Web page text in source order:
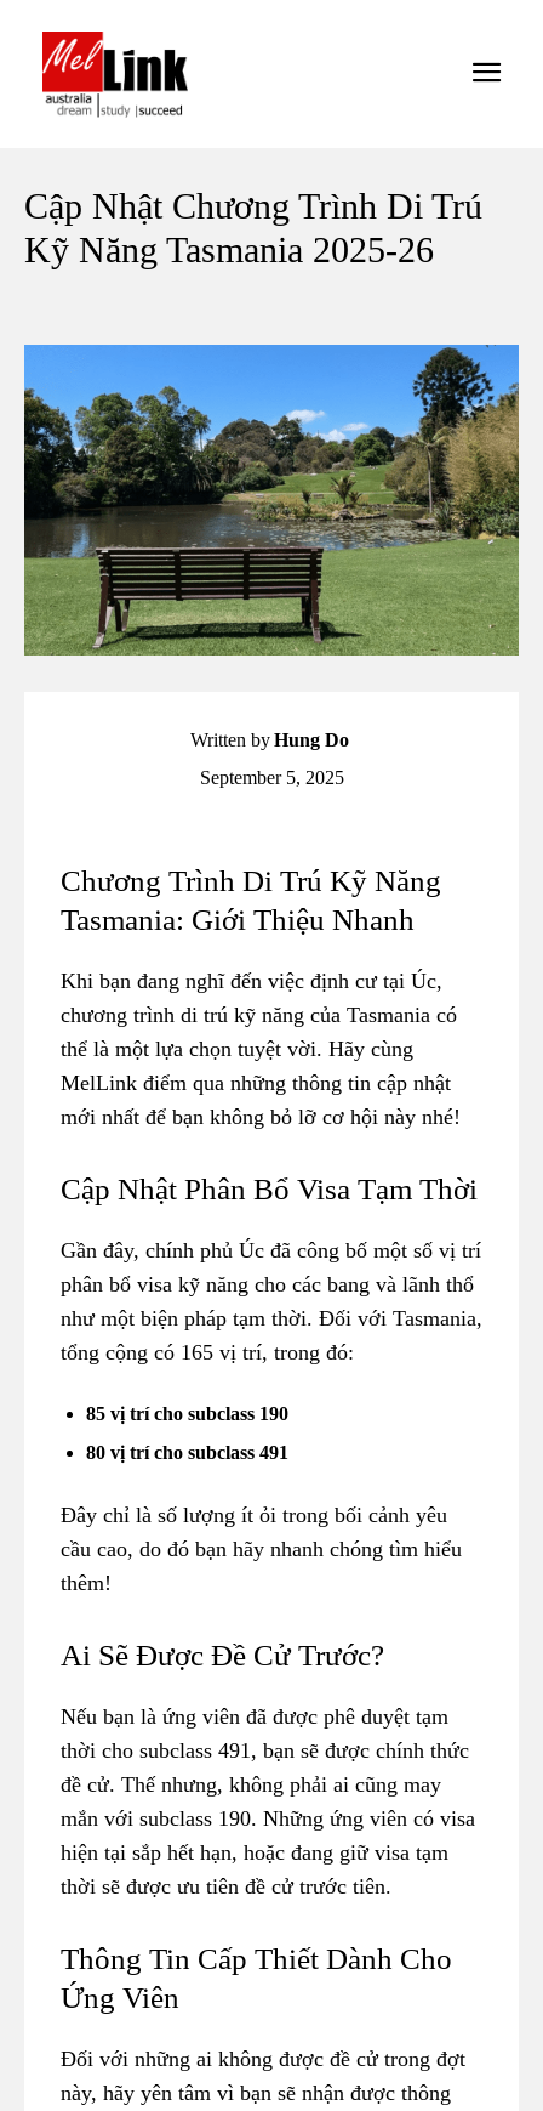
Cập Nhật Chương Trình Di Trú
Kỹ Năng Tasmania 2025-26
Written byHung Do
September 5, 2025
Chương Trình Di Trú Kỹ Năng
Tasmania: Giới Thiệu Nhanh
Khi bạn đang nghĩ đến việc định cư tại Úc,
chương trình di trú kỹ năng của Tasmania có
thể là một lựa chọn tuyệt vời. Hãy cùng
MelLink điểm qua những thông tin cập nhật
mới nhất để bạn không bỏ lỡ cơ hội này nhé!
Cập Nhật Phân Bổ Visa Tạm Thời
Gần đây, chính phủ Úc đã công bố một số vị trí
phân bổ visa kỹ năng cho các bang và lãnh thổ
như một biện pháp tạm thời. Đối với Tasmania,
tổng cộng có 165 vị trí, trong đó:
85 vị trí cho subclass 190
80 vị trí cho subclass 491
Đây chỉ là số lượng ít ỏi trong bối cảnh yêu
cầu cao, do đó bạn hãy nhanh chóng tìm hiểu
thêm!
Ai Sẽ Được Đề Cử Trước?
Nếu bạn là ứng viên đã được phê duyệt tạm
thời cho subclass 491, bạn sẽ được chính thức
đề cử. Thế nhưng, không phải ai cũng may
mắn với subclass 190. Những ứng viên có visa
hiện tại sắp hết hạn, hoặc đang giữ visa tạm
thời sẽ được ưu tiên đề cử trước tiên.
Thông Tin Cấp Thiết Dành Cho
Ứng Viên
Đối với những ai không được đề cử trong đợt
này, hãy yên tâm vì bạn sẽ nhận được thông